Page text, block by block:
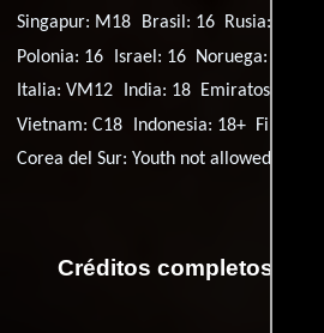
Singapur: M18
Brasil: 16 Rusia: 18+
Polonia: 16
Israel: 16 Noruega: 16
Italia: VM12
India: 18 Emiratos
Vietnam: C18
Indonesia: 18+ Filipinas:
Corea del Sur: Youth not allowed
Créditos completos de